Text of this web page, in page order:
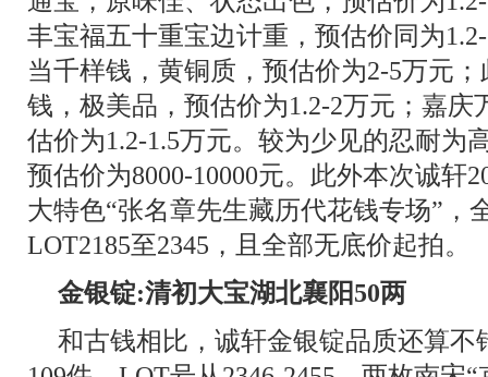
丰宝福五十重宝边计重，预估价同为
当千样钱，黄铜质，预估价为2-5万元
钱，极美品，预估价为1.2-2万元；嘉
估价为1.2-1.5万元。较为少见的忍耐为
预估价为8000-10000元。此外本次诚轩
大特色“张名章先生藏历代花钱专场”，
LOT2185至2345，且全部无底价起拍。
金银锭:清初大宝湖北襄阳50两
和古钱相比，诚轩金银锭品质还算不